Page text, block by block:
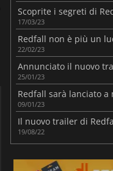
Scoprite i segreti di
17/03/23
Redfall non è più un
22/02/23
25/01/23
Redfall sarà lanciato a
09/01/23
19/08/22